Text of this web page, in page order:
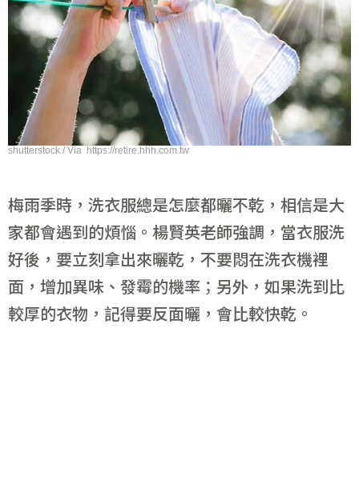
shutterstock / Via https://retire.hhh.com.tw
梅雨季時，洗衣服總是怎麼都曬不乾，相信是大
家都會遇到的煩惱。楊賢英老師強調，當衣服洗
好後，要立刻拿出來曬乾，不要悶在洗衣機裡
面，增加異味、發霉的機率；另外，如果洗到比
較厚的衣物，記得要反面曬，會比較快乾。